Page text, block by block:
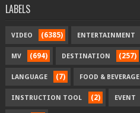
LABELS
VIDEO (6385) ENTERTAINMENT
MV (694) DESTINATION (257)
LANGUAGE (7) FOOD & BEVERAGE
INSTRUCTION TOOL (2) EVENT